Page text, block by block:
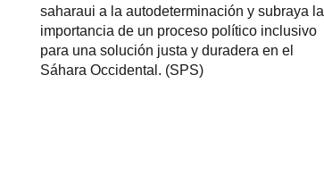
saharaui a la autodeterminación y subraya la
importancia de un proceso político inclusivo
para una solución justa y duradera en el
Sáhara Occidental. (SPS)